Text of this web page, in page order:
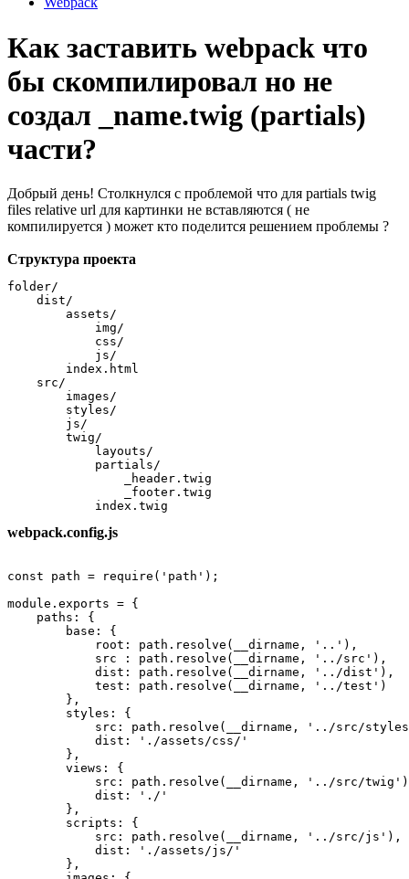
Как заставить webpack что
бы скомпилировал но не
создал _name.twig (partials)
части?
Добрый день! Столкнулся с проблемой что для partials twig
files relative url для картинки не вставляются ( не
компилируется ) может кто поделится решением проблемы ?
Структура проекта
folder/
    dist/
        assets/
            img/
            css/
            js/
        index.html
    src/
        images/
        styles/
        js/
        twig/
            layouts/
            partials/
                _header.twig
                _footer.twig
            index.twig
webpack.config.js
const path = require('path');
module.exports = {
    paths: {
        base: {
            root: path.resolve(__dirname, '..'),
            src : path.resolve(__dirname, '../src'),
            dist: path.resolve(__dirname, '../dist'),
            test: path.resolve(__dirname, '../test')
        },
        styles: {
src: path.resolve(__dirname, '../src/
            dist: './assets/css/'
        },
        views: {
src: path.resolve(__dirname, '../src/
            dist: './'
        },
        scripts: {
            src: path.resolve(__dirname, '../src/js'),
            dist: './assets/js/'
        },